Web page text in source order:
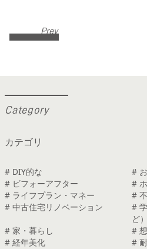
Prev
Category
カテゴリ
# DIY的な
#
# ビフォーアフター
#
# ライフプラン・マネー
#
# 中古住宅リノベーション
#
ど）
# 家・暮らし
#
# 経年美化
#